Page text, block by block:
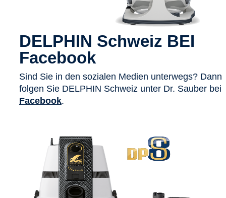
DELPHIN Schweiz BEI
Facebook
Sind Sie in den sozialen Medien unterwegs? Dann
folgen Sie DELPHIN Schweiz unter Dr. Sauber bei
Facebook.